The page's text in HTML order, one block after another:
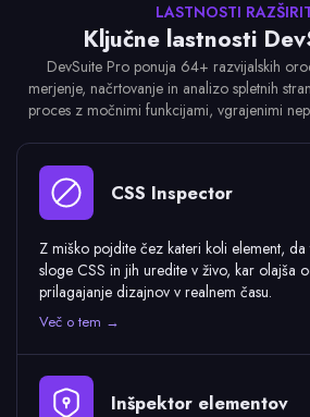
LASTNOSTI
Ključne lastnosti
DevSuite Pro ponuja 64+ razvijalskih
merjenje, načrtovanje in analizo spletnih
proces z močnimi funkcijami, vgrajenimi
CSS Inspector
Z miško pojdite čez kateri koli element,
sloge CSS in jih uredite v živo, kar olajša
prilagajanje dizajnov v realnem času.
Več o tem →
Inšpektor elementov